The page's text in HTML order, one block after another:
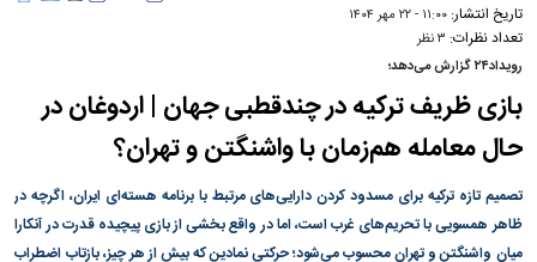
تاریخ انتشار:۱۱:۰۰ - ۲۲ مهر ۱۴۰۴
تعداد نظرات: ۳ نظر
رویداد۲۴ گزارش می‌دهد؛
بازی ظریف ترکیه در چندقطبی جهان | اردوغان در
حال معامله هم‌زمان با واشنگتن و تهران؟
تصمیم تازه ترکیه برای مسدود کردن دارایی‌های مرتبط با برنامه هسته‌ای ایران، اگرچه در
ظاهر همسویی با تحریم‌های غرب است، اما در واقع بخشی از بازی پیچیده قدرت در آنکارا
میان واشنگتن و تهران محسوب می‌شود؛ حرکتی نمادین که بیش از هر چیز، بازتاب اضطراب